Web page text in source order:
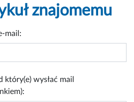
znajomemu
mail:
który(e) wysłać mail